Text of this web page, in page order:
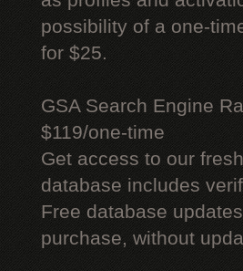
possibility of a one-
for $25.
GSA Search Engine
$119/one-time
Get access to our
database includes
Free database
purchase, without